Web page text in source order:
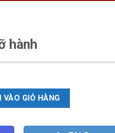
hành
VÀO GIỎ HÀNG